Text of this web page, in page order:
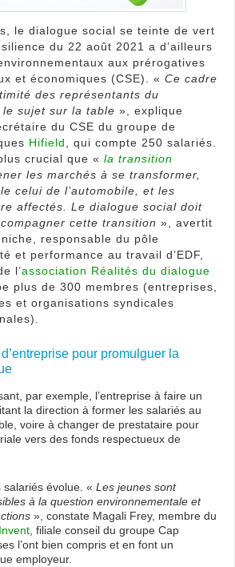
le dialogue social se teinte de vert
du 22 août 2021 a d’ailleurs
aux prérogatives
et économiques (CSE). « Ce cadre
des représentants du
sujet sur la table », explique
du CSE du groupe de
Hifield, qui compte 250 salariés.
crucial que « la transition
les marchés à se transformer,
celui de l’automobile, et les
affectés. Le dialogue social doit
cette transition », avertit
responsable du pôle
et performance au travail d’EDF,
l’association Réalités du dialogue
plus de 300 membres (entreprises,
et organisations syndicales
pour promulguer la
par exemple, l’entreprise à faire un
la direction à former les salariés au
voire à changer de prestataire pour
vers des fonds respectueux de
salariés évolue. « Les jeunes sont
à la question environnementale et
», constate Magali Frey, membre du
, filiale conseil du groupe Cap
l’ont bien compris et en font un
employeur.